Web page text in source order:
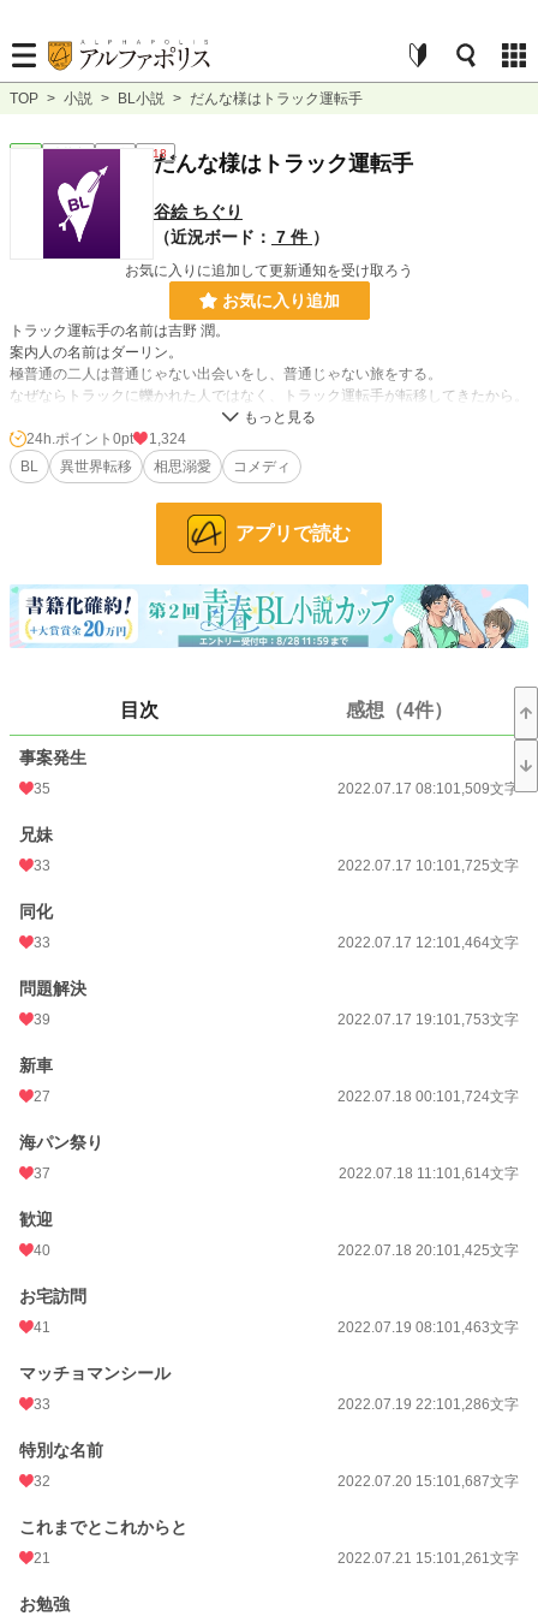
TOP > 小説 > BL小説 > だんな様はトラック運転手
連載中 長編 R18
だんな様はトラック運転手
谷絵 ちぐり
（近況ボード： 7 件 ）
お気に入りに追加して更新通知を受け取ろう
お気に入り追加
トラック運転手の名前は吉野 潤。
案内人の名前はダーリン。
極普通の二人は普通じゃない出会いをし、普通じゃない旅をする。
なぜならトラックに轢かれた人ではなく、トラック運転手が転移してきたから。
それでもたったひとついえることは
トラック運転手とダーリンは普通に惹かれ合い普通に恋をし普通に結ばれるとい
うことだったのです。
※難しい設定などありません
※ご都合主義にも程がある
31,391 位 / 31,391 件
お気に入り
24h.ポイント
文字数
更新日時
初回公開日時
月間ポイント
24h.ポイント 0pt
1,324
BL
異世界転移 相思溺愛 コメディ
アプリで読む
目次 感想（4件）
事案発生
35 2022.07.17 08:101,509文字
兄妹
33 2022.07.17 10:101,725文字
同化
33 2022.07.17 12:101,464文字
問題解決
39 2022.07.17 19:101,753文字
新車
27 2022.07.18 00:101,724文字
海パン祭り
37 2022.07.18 11:101,614文字
歓迎
40 2022.07.18 20:101,425文字
お宅訪問
41 2022.07.19 08:101,463文字
マッチョマンシール
33 2022.07.19 22:101,286文字
特別な名前
32 2022.07.20 15:101,687文字
これまでとこれからと
21 2022.07.21 15:101,261文字
お勉強